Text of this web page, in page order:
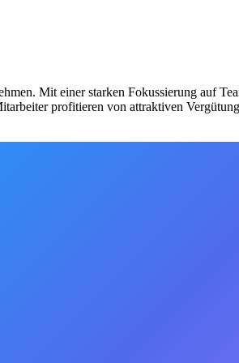
Mit einer starken Fokussierung auf
profitieren von attraktiven